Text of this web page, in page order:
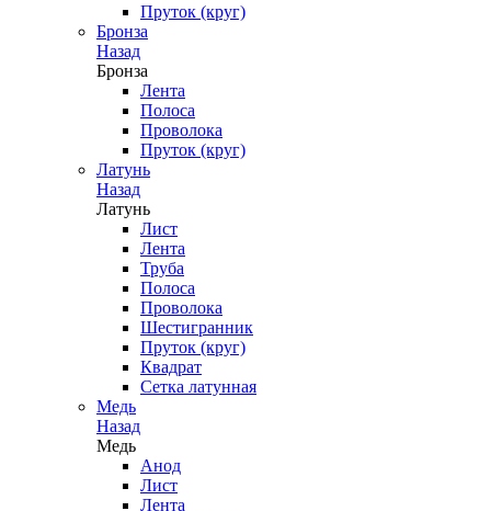
Пруток (круг)
Бронза
Назад
Бронза
Лента
Полоса
Проволока
Пруток (круг)
Латунь
Назад
Латунь
Лист
Лента
Труба
Полоса
Проволока
Шестигранник
Пруток (круг)
Квадрат
Сетка латунная
Медь
Назад
Медь
Анод
Лист
Лента